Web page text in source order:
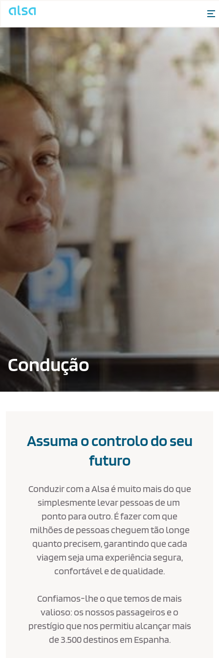
Skip to Main Content
Condução
Assuma o controlo do seu
futuro
Conduzir com a Alsa é muito mais do que
simplesmente levar pessoas de um
ponto para outro. É fazer com que
milhões de pessoas cheguem tão longe
quanto precisem, garantindo que cada
viagem seja uma experiência segura,
confortável e de qualidade.
Confiamos-lhe o que temos de mais
valioso: os nossos passageiros e o
prestígio que nos permitiu alcançar mais
de 3.500 destinos em Espanha.